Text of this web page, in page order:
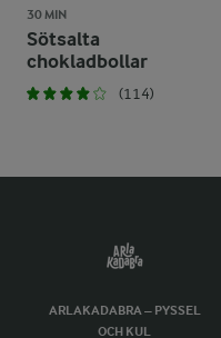
30 MIN
Sötsalta
chokladbollar
(114)
ARLAKADABRA – PYSSEL
OCH KUL